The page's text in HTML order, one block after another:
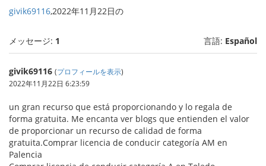
givik69116,2022年11月22日の
メッセージ: 1 言語: Español
givik69116 (プロフィールを表示)
2022年11月22日 6:23:59
un gran recurso que está proporcionando y lo regala de
forma gratuita. Me encanta ver blogs que entienden el valor
de proporcionar un recurso de calidad de forma
gratuita.Comprar licencia de conducir categoría AM en
Palencia